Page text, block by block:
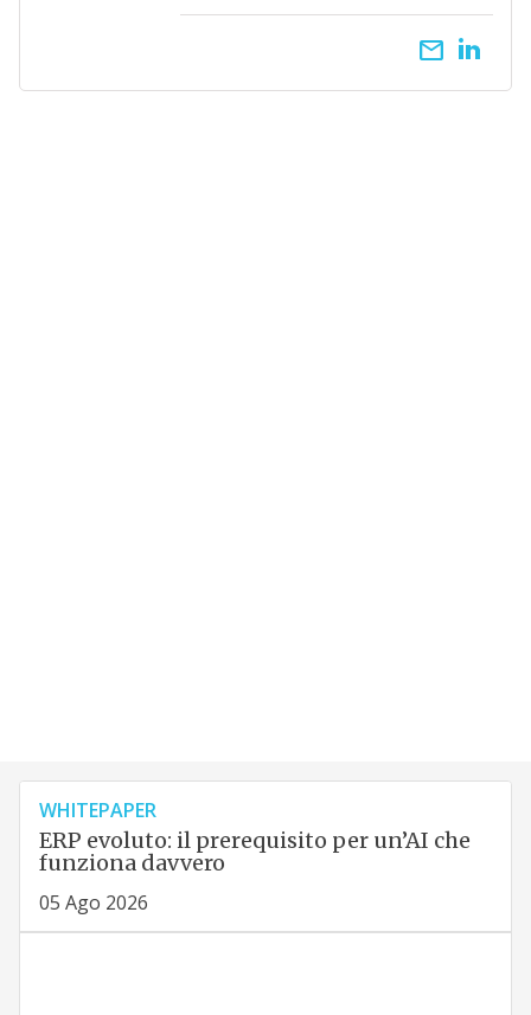
email
WHITEPAPER
ERP evoluto: il prerequisito per un’AI che
funziona davvero
05 Ago 2026